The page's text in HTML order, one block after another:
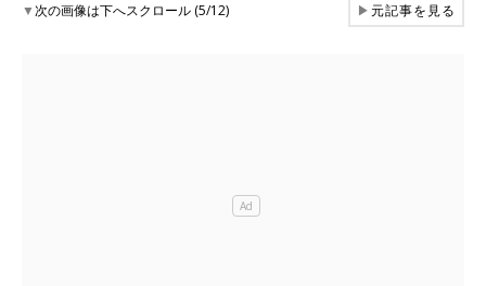
▼次の画像は下へスクロール (5/12) ▶元記事を見る